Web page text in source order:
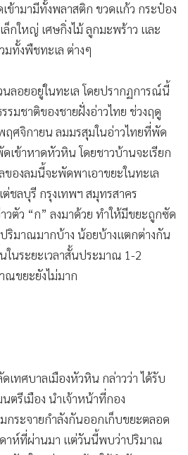
ข้ามามีทั้งพลาสติก ขวดแก้ว กระป๋อง
ล็กใหญ่ เศษกิ่งไม้ ลูกมะพร้าว และ
มทั้งพืชทะเล ต่างๆ
ลอยอยู่ในทะเล โดยปรากฏการณ์นี้
มชาติของชายฝั่งอ่าวไทย ช่วงฤดู
ศจิกายน ลมมรสุมในอ่าวไทยที่พัด
เข้าหาดหัวหิน โดยชาวบ้านจะเรียก
องลมนี้จะพัดพาเอาขยะในทะเล
ชลบุรี กรุงเทพฯ สมุทรสาคร
ตัว “ก” ลงมาด้วย ทำให้มีขยะถูกซัด
ริมาณมากบ้าง น้อยบ้างแตกต่างกัน
นระยะเวลาสั้นประมาณ 1-2
ณขยะยังไม่มาก
ทศบาลเมืองหัวหิน กล่าวว่า ได้รับ
ตรีเมือง นำเจ้าหน้าที่กอง
กระจายกำลังกันออกเก็บขยะตลอด
าห์ที่ผ่านมา แต่วันนี้พบว่าปริมาณ